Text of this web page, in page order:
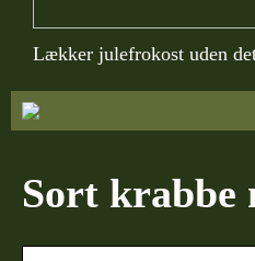
Lækker julefrokost uden
Sort krabbe